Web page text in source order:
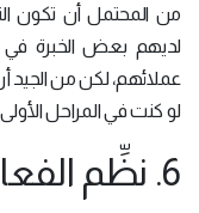
من المحتمل أن تكون
لديهم بعض الخبرة في
عملائهم، لكن من الجيد
لو كنت في المراحل
6. نظِّم الفعاليات والنشاطات: